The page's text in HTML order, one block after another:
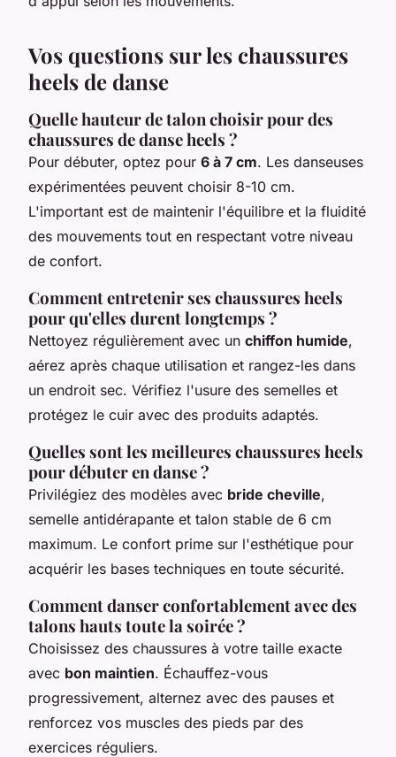
Vos questions sur les chaussures
heels de danse
Quelle hauteur de talon choisir pour des
chaussures de danse heels ?
Pour débuter, optez pour 6 à 7 cm. Les danseuses
expérimentées peuvent choisir 8-10 cm.
L'important est de maintenir l'équilibre et la fluidité
des mouvements tout en respectant votre niveau
de confort.
Comment entretenir ses chaussures heels
pour qu'elles durent longtemps ?
Nettoyez régulièrement avec un chiffon humide,
aérez après chaque utilisation et rangez-les dans
un endroit sec. Vérifiez l'usure des semelles et
protégez le cuir avec des produits adaptés.
Quelles sont les meilleures chaussures heels
pour débuter en danse ?
Privilégiez des modèles avec bride cheville,
semelle antidérapante et talon stable de 6 cm
maximum. Le confort prime sur l'esthétique pour
acquérir les bases techniques en toute sécurité.
Comment danser confortablement avec des
talons hauts toute la soirée ?
Choisissez des chaussures à votre taille exacte
avec bon maintien. Échauffez-vous
progressivement, alternez avec des pauses et
renforcez vos muscles des pieds par des
exercices réguliers.